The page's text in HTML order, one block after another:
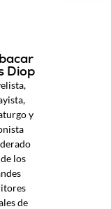
Diop
y
los
de